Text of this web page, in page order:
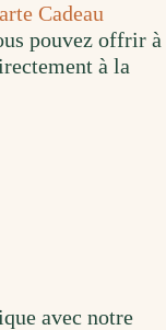
Cadeau
pouvez offrir à
à la
avec notre